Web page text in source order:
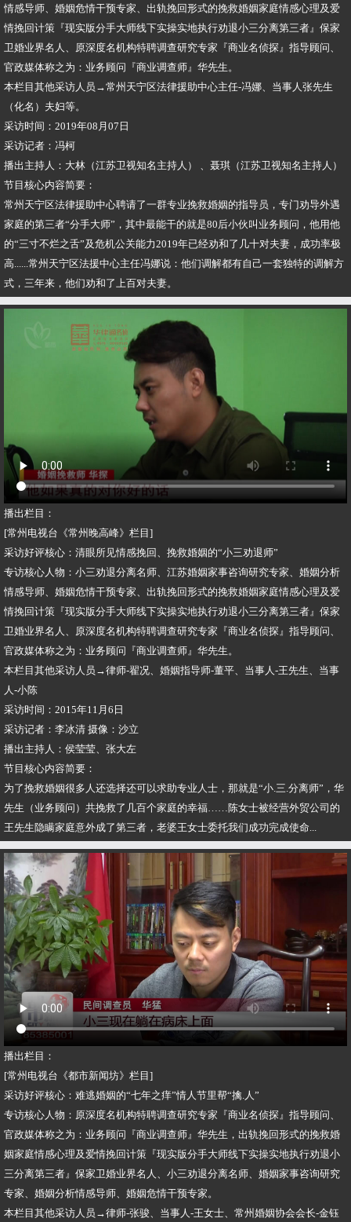
情感导师、婚姻危情干预专家、出轨挽回形式的挽救婚姻家庭情感心理及爱
情挽回计策『现实版分手大师线下实操实地执行劝退小三分离第三者』保家
卫婚业界名人、原深度名机构特聘调查研究专家『商业名侦探』指导顾问、
官政媒体称之为：业务顾问『商业调查师』华先生。
本栏目其他采访人员→常州天宁区法律援助中心主任-冯娜、当事人张先生
（化名）夫妇等。
采访时间：2019年08月07日
采访记者：冯柯
播出主持人：大林（江苏卫视知名主持人） 、聂琪（江苏卫视知名主持人）
节目核心内容简要：
常州天宁区法律援助中心聘请了一群专业挽救婚姻的指导员，专门劝导外遇
家庭的第三者“分手大师”，其中最能干的就是80后小伙叫业务顾问，他用他
的“三寸不烂之舌”及危机公关能力2019年已经劝和了几十对夫妻，成功率极
高......常州天宁区法援中心主任冯娜说：他们调解都有自己一套独特的调解方
式，三年来，他们劝和了上百对夫妻。
播出栏目：
[常州电视台《常州晚高峰》栏目]
采访好评核心：清眼所见情感挽回、挽救婚姻的“小三劝退师”
专访核心人物：小三劝退分离名师、江苏婚姻家事咨询研究专家、婚姻分析
情感导师、婚姻危情干预专家、出轨挽回形式的挽救婚姻家庭情感心理及爱
情挽回计策『现实版分手大师线下实操实地执行劝退小三分离第三者』保家
卫婚业界名人、原深度名机构特聘调查研究专家『商业名侦探』指导顾问、
官政媒体称之为：业务顾问『商业调查师』华先生。
本栏目其他采访人员→律师-翟况、婚姻指导师-董平、当事人-王先生、当事
人-小陈
采访时间：2015年11月6日
采访记者：李冰清 摄像：沙立
播出主持人：侯莹莹、张大左
节目核心内容简要：
为了挽救婚姻很多人还选择还可以求助专业人士，那就是“小.三.分离师”，华
先生（业务顾问）共挽救了几百个家庭的幸福……陈女士被经营外贸公司的
王先生隐瞒家庭意外成了第三者，老婆王女士委托我们成功完成使命...
播出栏目：
[常州电视台《都市新闻坊》栏目]
采访好评核心：难逃婚姻的“七年之痒”情人节里帮“擒.人”
专访核心人物：原深度名机构特聘调查研究专家『商业名侦探』指导顾问、
官政媒体称之为：业务顾问『商业调查师』华先生，出轨挽回形式的挽救婚
姻家庭情感心理及爱情挽回计策『现实版分手大师线下实操实地执行劝退小
三分离第三者』保家卫婚业界名人、小三劝退分离名师、婚姻家事咨询研究
专家、婚姻分析情感导师、婚姻危情干预专家。
本栏目其他采访人员→律师-张骏、当事人-王女士、常州婚姻协会会长-金钰